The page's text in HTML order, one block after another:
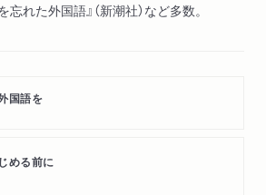
忘れた外国語』（新潮社）など多数。
国語を
める前に